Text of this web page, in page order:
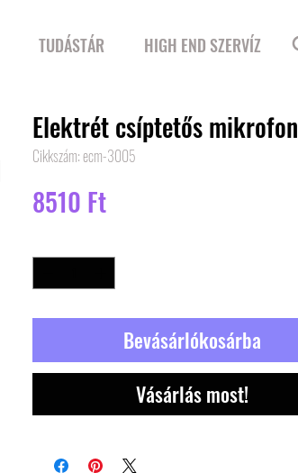
TUDÁSTÁR HIGH END SZERVÍZ
Elektrét csíptetős mikrofon
Cikkszám: ecm-3005
8510 FtÁr
Bevásárlókosárba
Vásárlás most!